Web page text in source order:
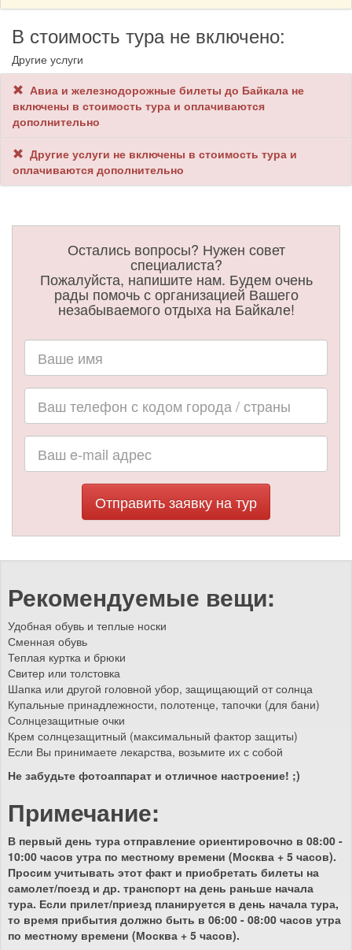
В стоимость тура не включено:
Другие услуги
Авиа и железнодорожные билеты до Байкала не
включены в стоимость тура и оплачиваются
дополнительно
Другие услуги не включены в стоимость тура и
оплачиваются дополнительно
Остались вопросы? Нужен совет
специалиста?
Пожалуйста, напишите нам. Будем очень
рады помочь с организацией Вашего
незабываемого отдыха на Байкале!
Отправить заявку на тур
Рекомендуемые вещи:
Удобная обувь и теплые носки
Сменная обувь
Теплая куртка и брюки
Свитер или толстовка
Шапка или другой головной убор, защищающий от солнца
Купальные принадлежности, полотенце, тапочки (для бани)
Солнцезащитные очки
Крем солнцезащитный (максимальный фактор защиты)
Если Вы принимаете лекарства, возьмите их с собой
Не забудьте фотоаппарат и отличное настроение! ;)
Примечание:
В первый день тура отправление ориентировочно в 08:00 -
10:00 часов утра по местному времени (Москва + 5 часов).
Просим учитывать этот факт и приобретать билеты на
самолет/поезд и др. транспорт на день раньше начала
тура. Если прилет/приезд планируется в день начала тура,
то время прибытия должно быть в 06:00 - 08:00 часов утра
по местному времени (Москва + 5 часов).